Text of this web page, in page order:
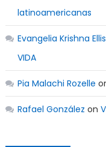
latinoamericanas
Evangelia Krishna
VIDA
Pia Malachi Rozelle
Rafael González on